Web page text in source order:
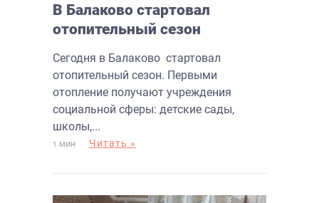
В Балаково стартовал
отопительный сезон
Сегодня в Балаково стартовал
отопительный сезон. Первыми
отопление получают учреждения
социальной сферы: детские сады,
школы,...
1 МИН Читать »